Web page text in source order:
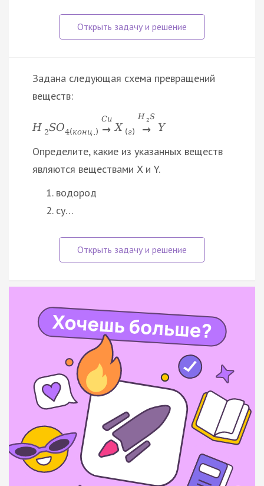
Задана следующая схема превращений
веществ:
H 2SO4(конц.)
Cu
→ X (г)
H 2S
→ Y
Определите, какие из указанных веществ
являются веществами X и Y.
водород
су…